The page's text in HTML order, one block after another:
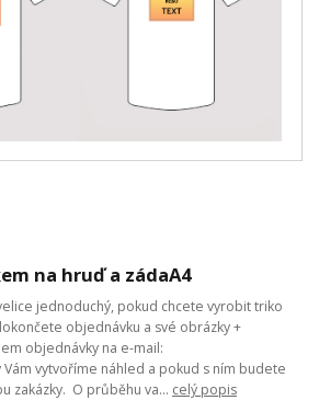
na hruď a zádaA4
jednoduchý, pokud chcete vyrobit triko
objednávku a své obrázky +
objednávky na e-mail:
Vám vytvoříme náhled a pokud s ním budete
zakázky. O průběhu va... celý popis